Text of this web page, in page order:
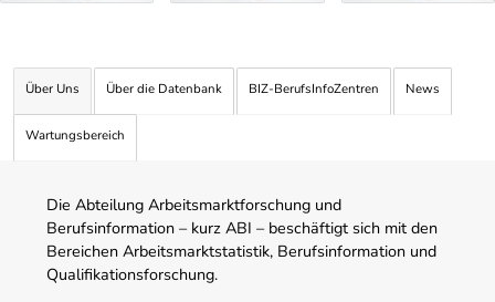
Über Uns Über die Datenbank BIZ-BerufsInfoZentren News
Wartungsbereich
Die Abteilung Arbeitsmarktforschung und
Berufsinformation – kurz ABI – beschäftigt sich mit den
Bereichen Arbeitsmarktstatistik, Berufsinformation und
Qualifikationsforschung.